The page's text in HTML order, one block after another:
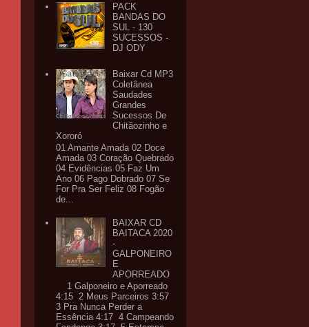
PACK
BANDAS DO
SUL - 130
SUCESSOS -
DJ ODY
Baixar Cd MP3
Coletânea
Saudades
Grandes
Sucessos De
Chitãozinho e
Xororó
01 Amante Amada 02 Doce
Amada 03 Coração Quebrado
04 Evidências 05 Faz Um
Ano 06 Pago Dobrado 07 Se
For Pra Ser Feliz 08 Fogão
de...
BAIXAR CD
BAITACA 2020
-
GALPONEIRO
E
APORREADO
1 Galponeiro e Aporreado
4:15 2 Meus Parceiros 3:57
3 Pra Nunca Perder a
Essência 4:17 4 Campeando